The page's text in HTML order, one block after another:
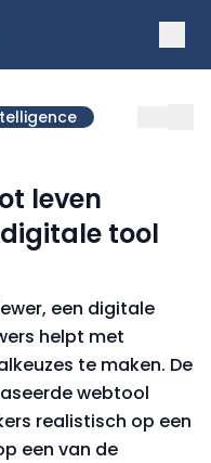
leven
tool
een digitale
helpt met
te maken. De
webtool
realistisch op een
een van de